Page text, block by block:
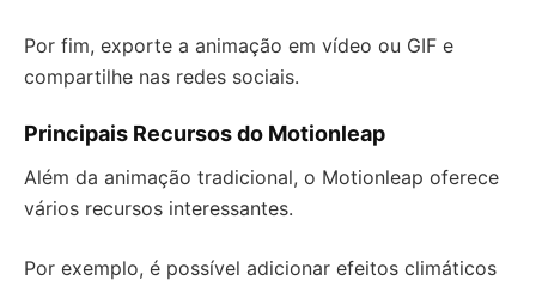
Por fim, exporte a animação em vídeo ou GIF e
compartilhe nas redes sociais.
Principais Recursos do Motionleap
Além da animação tradicional, o Motionleap oferece
vários recursos interessantes.
Por exemplo, é possível adicionar efeitos climáticos